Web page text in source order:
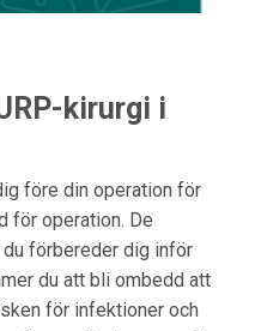
kirurgi i
före din operation för
för operation. De
förbereder dig inför
du att bli ombedd att
för infektioner och